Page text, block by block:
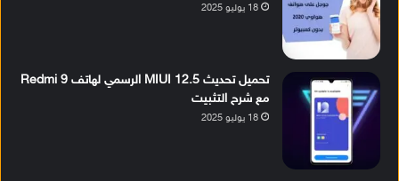
18 يوليو 2025
تحميل تحديث MIUI 12.5 الرسمي لهاتف Redmi 9
مع شرح التثبيت
18 يوليو 2025